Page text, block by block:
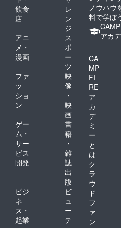
飲食
店
レ
ン
ジ
アニ
メ・
漫画
ス
ポ
ー
ツ
ファ
ッ
ショ
ン
映
像
・
映
画
ゲー
ム・
サー
ビス
開発
書
籍
・
雑
誌
出
版
ビジ
ネ
ス・
起業
ビ
ュ
ー
テ
ノウハウ
料で学ぼ
アカ
CA
MP
FI
RE
ア
カ
デ
ミ
ー
と
は
ク
ラ
ウ
ド
フ
ァ
ン